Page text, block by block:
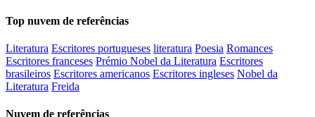
Top nuvem de referências
Literatura Escritores portugueses literatura Poesia Romances
Escritores franceses Prémio Nobel da Literatura Escritores
brasileiros Escritores americanos Escritores ingleses Nobel da
Literatura Freida
Nuvem de referências